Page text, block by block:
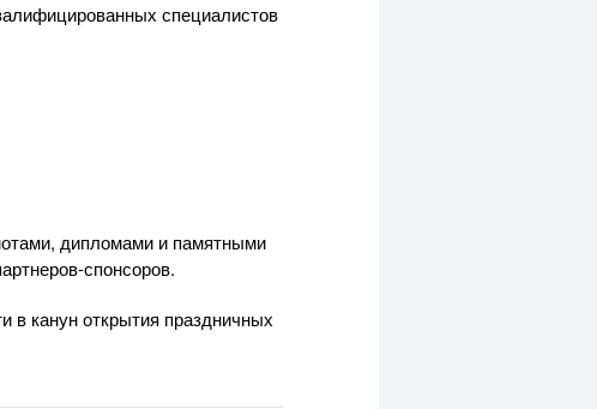
специалистов
дипломами и памятными
спонсоров.
в канун открытия праздничных